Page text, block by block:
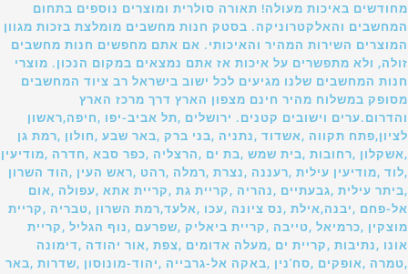
מחודשים באיכות מעולה! תאורה סולרית ומוצרים נוספים בתחום
המחשבים והאלקטרוניקה. בסטק חנות מחשבים מומלצת בזכות מגוון
המוצרים השירות המהיר והאיכותי. אם אתם מחפשים חנות מחשבים
זולה, ולא מתפשרים על איכות אז אתם נמצאים במקום הנכון. מוצרי
חנות המחשבים שלנו מגיעים לכל ישוב בישראל רב ציוד המחשבים
מסופק במשלוח מהיר חינם מצפון הארץ דרך מרכז הארץ
והדרום.ערים וישובים קטנים. ירושלים ,תל אביב-יפו ,חיפה,ראשון
לציון,פתח תקווה ,אשדוד ,נתניה ,בני ברק ,באר שבע ,חולון ,רמת גן
,אשקלון ,רחובות ,בית שמש ,בת ים ,הרצליה ,כפר סבא ,חדרה ,מודיעין
,לוד ,מודיעין עילית ,רעננה ,נצרת ,רמלה ,רהט ,ראש העין ,הוד השרון
,ביתר עילית ,גבעתיים ,נהריה ,קריית גת ,קריית אתא ,עפולה ,אום
אל-פחם ,יבנה,אילת ,נס ציונה ,עכו ,אלעד,רמת השרון ,טבריה ,קריית
מוצקין ,כרמיאל ,טייבה ,קריית ביאליק ,שפרעם ,נוף הגליל ,קריית
אונו ,נתיבות ,קריית ים ,מעלה אדומים ,צפת ,אור יהודה ,דימונה
,טמרה ,אופקים ,סח'נין ,באקה אל-גרבייה ,יהוד-מונוסון ,שדרות ,באר